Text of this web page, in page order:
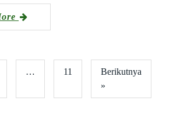
… 11
Berikutnya
»